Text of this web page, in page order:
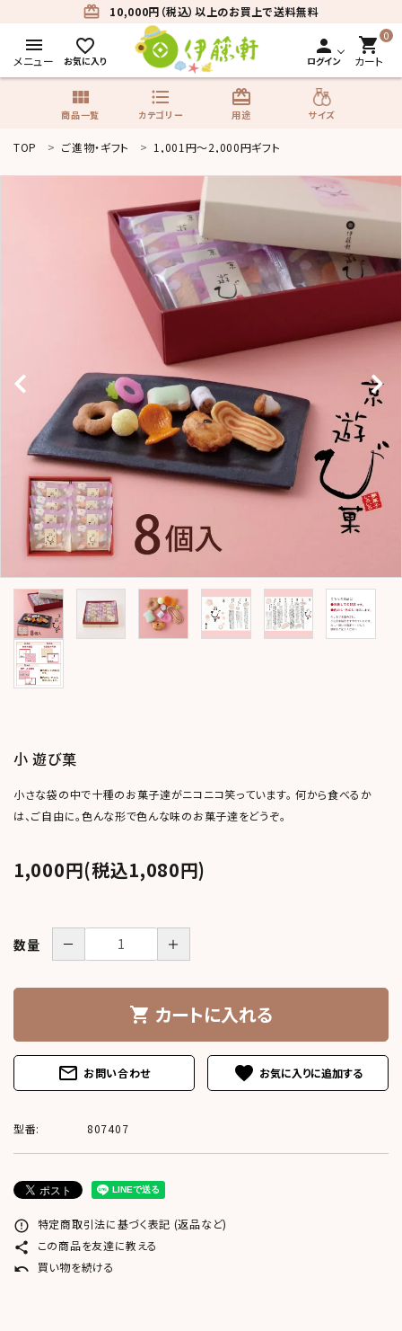
card_giftcard 10,000円（税込）以上のお買上で送料無料
menu
メニュー
favorite_border
お気に入り
person
ログイン
0
shopping_cart
カート
view_module
商品一覧
format_list_bulleted
カテゴリー
card_giftcard
用途 サイズ
カテゴリーから探す
コンテンツ
おかしのひとりごと
店舗情報
公式HP
ご利用ガイド
プライバシーポリシー
特定商取引法について
ACCOUNT MENU
meeting_room person 新規会員登録
TOP ご進物・ギフト 1,001円〜2,000円ギフト
小 遊び菓
小さな袋の中で十種のお菓子達がニコニコ笑っています。 何から食べるか
は、ご自由に。色んな形で色んな味のお菓子達をどうぞ。
1,000円(税込1,080円)
数量 － ＋
shopping_cart カートに入れる
mail_outline お問い合わせ favorite
型番: 807407
error_outline 特定商取引法に基づく表記 (返品など)
share この商品を友達に教える
undo 買い物を続ける